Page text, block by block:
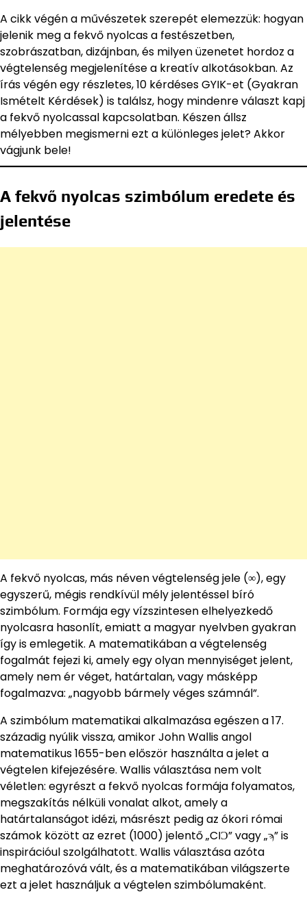
A cikk végén a művészetek szerepét elemezzük: hogyan
jelenik meg a fekvő nyolcas a festészetben,
szobrászatban, dizájnban, és milyen üzenetet hordoz a
végtelenség megjelenítése a kreatív alkotásokban. Az
írás végén egy részletes, 10 kérdéses GYIK-et (Gyakran
Ismételt Kérdések) is találsz, hogy mindenre választ kapj
a fekvő nyolcassal kapcsolatban. Készen állsz
mélyebben megismerni ezt a különleges jelet? Akkor
vágjunk bele!
A fekvő nyolcas szimbólum eredete és
jelentése
A fekvő nyolcas, más néven végtelenség jele (∞), egy
egyszerű, mégis rendkívül mély jelentéssel bíró
szimbólum. Formája egy vízszintesen elhelyezkedő
nyolcasra hasonlít, emiatt a magyar nyelvben gyakran
így is emlegetik. A matematikában a végtelenség
fogalmát fejezi ki, amely egy olyan mennyiséget jelent,
amely nem ér véget, határtalan, vagy másképp
fogalmazva: „nagyobb bármely véges számnál”.
A szimbólum matematikai alkalmazása egészen a 17.
századig nyúlik vissza, amikor John Wallis angol
matematikus 1655-ben először használta a jelet a
végtelen kifejezésére. Wallis választása nem volt
véletlen: egyrészt a fekvő nyolcas formája folyamatos,
megszakítás nélküli vonalat alkot, amely a
határtalanságot idézi, másrészt pedig az ókori római
számok között az ezret (1000) jelentő „CIƆ” vagy „ϡ” is
inspirációul szolgálhatott. Wallis választása azóta
meghatározóvá vált, és a matematikában világszerte
ezt a jelet használjuk a végtelen szimbólumaként.